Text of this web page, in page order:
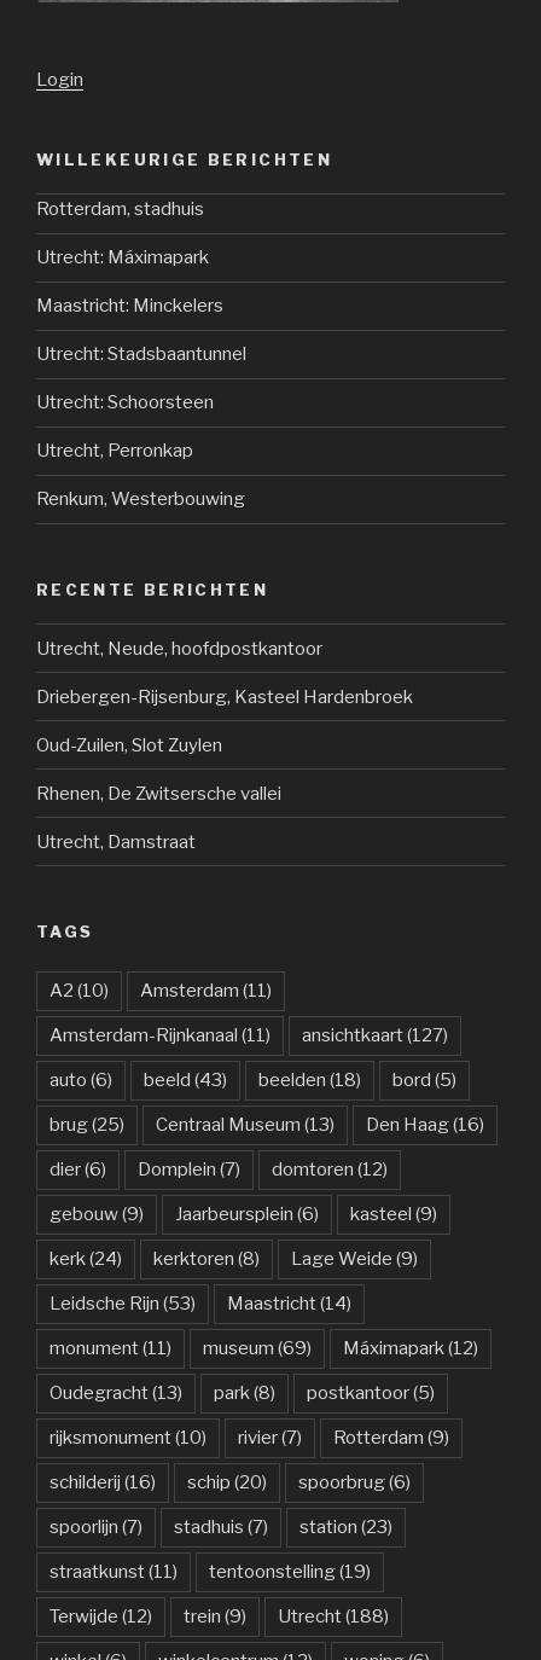
Login
WILLEKEURIGE BERICHTEN
Rotterdam, stadhuis
Utrecht: Máximapark
Maastricht: Minckelers
Utrecht: Stadsbaantunnel
Utrecht: Schoorsteen
Utrecht, Perronkap
Renkum, Westerbouwing
RECENTE BERICHTEN
Utrecht, Neude, hoofdpostkantoor
Driebergen-Rijsenburg, Kasteel Hardenbroek
Oud-Zuilen, Slot Zuylen
Rhenen, De Zwitsersche vallei
Utrecht, Damstraat
TAGS
A2 (10) Amsterdam (11)
Amsterdam-Rijnkanaal (11) ansichtkaart(127)
auto (6) beeld (43) beelden (18) bord (5)
brug(25) Centraal Museum (13) Den Haag(16)
dier(6) Domplein (7) domtoren (12)
gebouw(9) Jaarbeursplein (6) kasteel (9)
kerk(24) kerktoren (8) Lage Weide (9)
Leidsche Rijn (53) Maastricht(14)
monument(11) museum (69) Máximapark(12)
Oudegracht(13) park(8) postkantoor(5)
rijksmonument(10) rivier(7) Rotterdam (9)
schilderij (16) schip (20) spoorbrug(6)
spoorlijn (7) stadhuis (7) station (23)
straatkunst(11) tentoonstelling(19)
Terwijde (12) trein (9) Utrecht(188)